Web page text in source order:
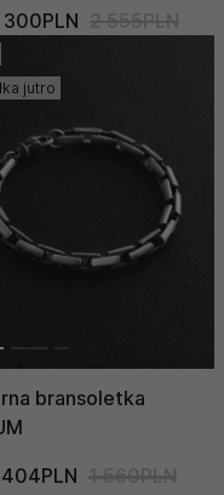
2 555PLN
jutro
bransoletka
1 560PLN